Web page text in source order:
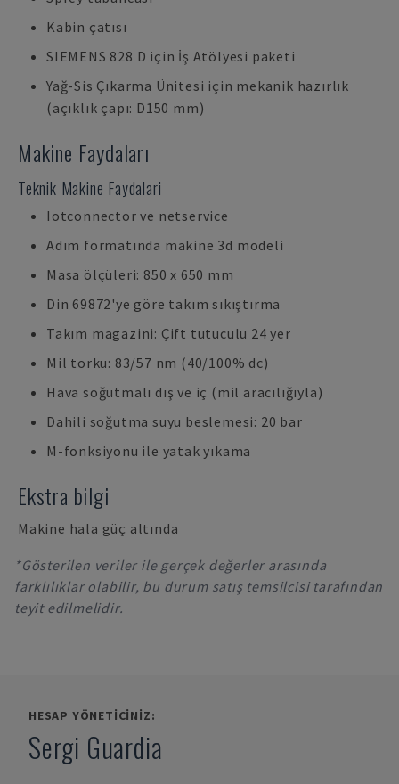
Kabin çatısı
SIEMENS 828 D için İş Atölyesi paketi
Yağ-Sis Çıkarma Ünitesi için mekanik hazırlık
(açıklık çapı: D150 mm)
Makine Faydaları
Teknik Makine Faydalari
Iotconnector ve netservice
Adım formatında makine 3d modeli
Masa ölçüleri: 850 x 650 mm
Din 69872'ye göre takım sıkıştırma
Takım magazini: Çift tutuculu 24 yer
Mil torku: 83/57 nm (40/100% dc)
Hava soğutmalı dış ve iç (mil aracılığıyla)
Dahili soğutma suyu beslemesi: 20 bar
M-fonksiyonu ile yatak yıkama
Ekstra bilgi
Makine hala güç altında
*Gösterilen veriler ile gerçek değerler arasında
farklılıklar olabilir, bu durum satış temsilcisi tarafından
teyit edilmelidir.
HESAP YÖNETICINIZ:
Sergi Guardia